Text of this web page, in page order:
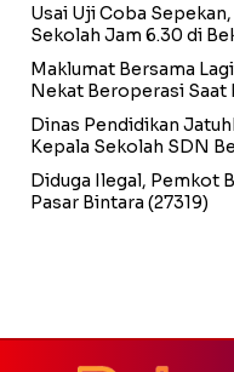
Usai Uji Coba
Sekolah Jam 6.30 di
Maklumat Bersama
Nekat Beroperasi Saat
Dinas Pendidikan
Kepala Sekolah SDN
Diduga Ilegal, Pemkot
Pasar Bintara (27319)